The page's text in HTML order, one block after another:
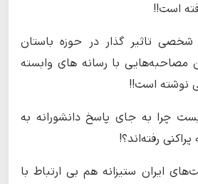
است!!
تاثیر گذار در حوزه باستان
مصاحبه‌هایی با رسانه های وابسته
نوشته است!!
چرا به جای پاسخ دانشورانه به
رفته‌اند؟!
ایران ستیزانه هم بی ارتباط با